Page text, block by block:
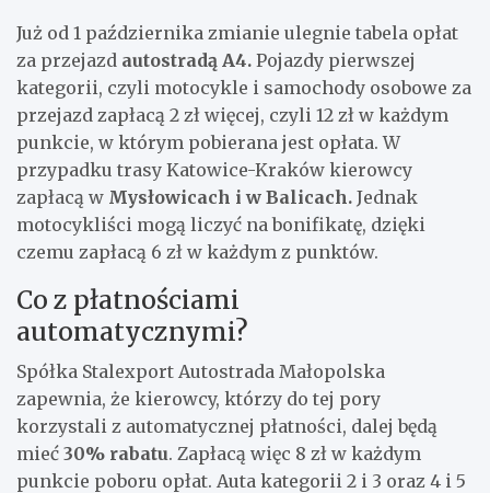
Już od 1 października zmianie ulegnie tabela opłat
za przejazd autostradą A4. Pojazdy pierwszej
kategorii, czyli motocykle i samochody osobowe za
przejazd zapłacą 2 zł więcej, czyli 12 zł w każdym
punkcie, w którym pobierana jest opłata. W
przypadku trasy Katowice-Kraków kierowcy
zapłacą w Mysłowicach i w Balicach. Jednak
motocykliści mogą liczyć na bonifikatę, dzięki
czemu zapłacą 6 zł w każdym z punktów.
Co z płatnościami
automatycznymi?
Spółka Stalexport Autostrada Małopolska
zapewnia, że kierowcy, którzy do tej pory
korzystali z automatycznej płatności, dalej będą
mieć 30% rabatu. Zapłacą więc 8 zł w każdym
punkcie poboru opłat. Auta kategorii 2 i 3 oraz 4 i 5